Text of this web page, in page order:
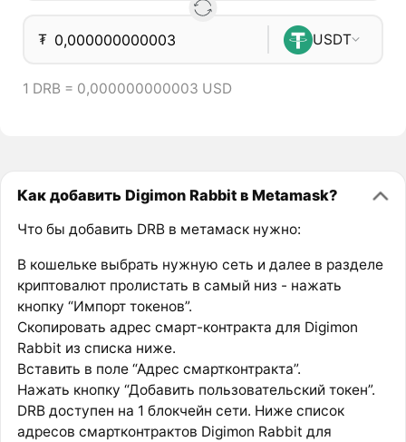
₮ USDT
1 DRB = 0,000000000003 USD
Как добавить Digimon Rabbit в Metamask?
Что бы добавить DRB в метамаск нужно:
В кошельке выбрать нужную сеть и далее в разделе
криптовалют пролистать в самый низ - нажать
кнопку “Импорт токенов”.
Скопировать адрес смарт-контракта для Digimon
Rabbit из списка ниже.
Вставить в поле “Адрес смартконтракта”.
Нажать кнопку “Добавить пользовательский токен”.
DRB доступен на 1 блокчейн сети. Ниже список
адресов смартконтрактов Digimon Rabbit для